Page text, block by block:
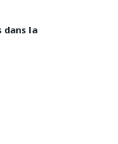
dans la